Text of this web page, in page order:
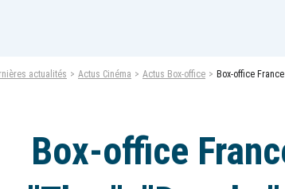
actualités Actus Cinéma Actus Box-office Box-office
Box-office